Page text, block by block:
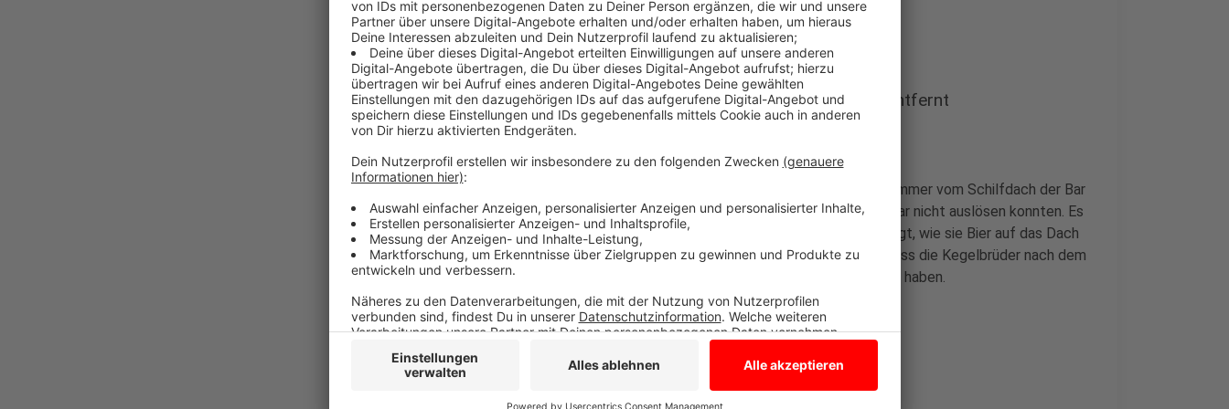
Anzeige
Laut Aussage waren Zimmer zu weit von Schilfdach entfernt
Anzeige
Nach Aussage der Frau waren die Balkone der Männer mehrere Zimmer vom Schilfdach der Bar
entfernt, so dass Zigarettenkippen und Bier von dort den Brand gar nicht auslösen konnten. Es
soll auch ein Entlastungs-Video geben, dass zwei Unbekannte zeigt, wie sie Bier auf das Dach
der Bar schütten. Außerdem soll ein Whatsapp-Chat beweisen, dass die Kegelbrüder nach dem
Brand nicht geflüchtet sind, sondern bei der Evakuierung geholfen haben.